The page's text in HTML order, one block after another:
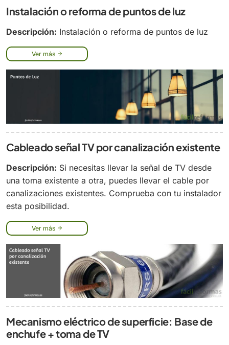
Instalación o reforma de puntos de luz
Descripción: Instalación o reforma de puntos de luz
Ver más
Cableado señal TV por canalización existente
Descripción: Si necesitas llevar la señal de TV desde
una toma existente a otra, puedes llevar el cable por
canalizaciones existentes. Comprueba con tu instalador
esta posibilidad.
Ver más
Mecanismo eléctrico de superficie: Base de
enchufe + toma de TV